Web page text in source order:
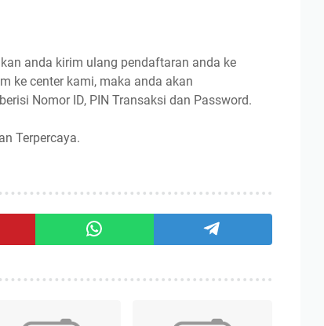
anda kirim ulang pendaftaran anda ke
ke center kami, maka anda akan
Nomor ID, PIN Transaksi dan Password.
Terpercaya.